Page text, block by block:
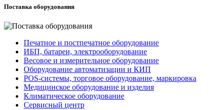
Поставка оборудования
Печатное и постпечатное оборудование
ИБП, батареи, электрооборудование
Весовое и измерительное оборудование
Оборудование автоматизации и КИП
POS-системы, торговое оборудование, маркировка
Медицинское оборудование и изделия
Климатическое оборудование
Сервисный центр